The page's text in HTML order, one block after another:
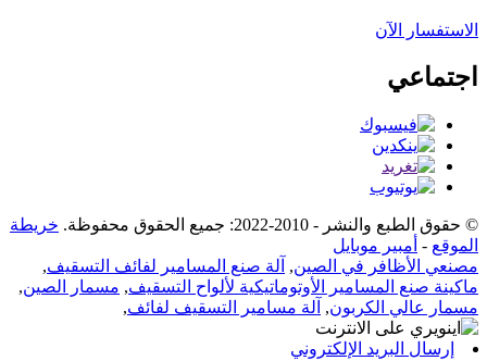
الاستفسار الآن
اجتماعي
© حقوق الطبع والنشر - 2010-2022: جميع الحقوق محفوظة.
خريطة
الموقع - أمبير موبايل
مصنعي الأظافر في الصين, آلة صنع المسامير لفائف التسقيف,
ماكينة صنع المسامير الأوتوماتيكية لألواح التسقيف, مسمار الصين,
مسمار عالي الكربون, آلة مسامير التسقيف لفائف,
إرسال البريد الإلكتروني